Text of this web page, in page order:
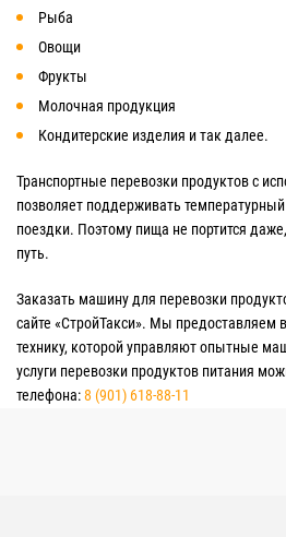
Рыба
Овощи
Фрукты
Молочная продукция
Кондитерские изделия и так далее.
Транспортные перевозки продуктов с
позволяет поддерживать
поездки. Поэтому пища не портится
путь.
Заказать машину для перевозки
сайте «СтройТакси». Мы предоставляем
технику, которой управляют опытные
услуги перевозки продуктов питания
телефона:8 (901) 618-88-11